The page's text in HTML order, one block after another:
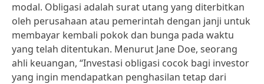
modal. Obligasi adalah surat utang yang diterbitkan
oleh perusahaan atau pemerintah dengan janji untuk
membayar kembali pokok dan bunga pada waktu
yang telah ditentukan. Menurut Jane Doe, seorang
ahli keuangan, “Investasi obligasi cocok bagi investor
yang ingin mendapatkan penghasilan tetap dari